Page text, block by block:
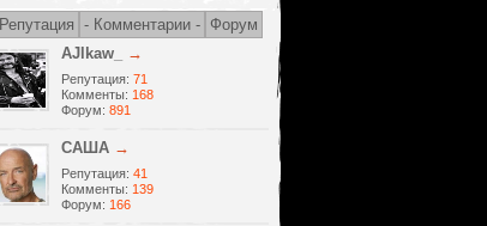
Репутация - Комментарии - Форум
AJlkaw_
→
Репутация: 71
Комменты: 168
Форум: 891
САША →
Репутация: 41
Комменты: 139
Форум: 166